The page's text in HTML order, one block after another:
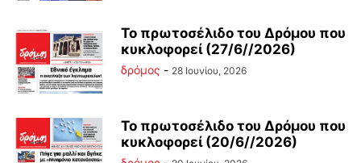
Το πρωτοσέλιδο του Δρόμου που
κυκλοφορεί (27/6//2026)
δρόμος - 28 Ιουνίου, 2026
Το πρωτοσέλιδο του Δρόμου που
κυκλοφορεί (20/6//2026)